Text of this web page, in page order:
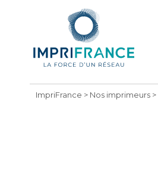
ImpriFrance > Nos imprimeurs>